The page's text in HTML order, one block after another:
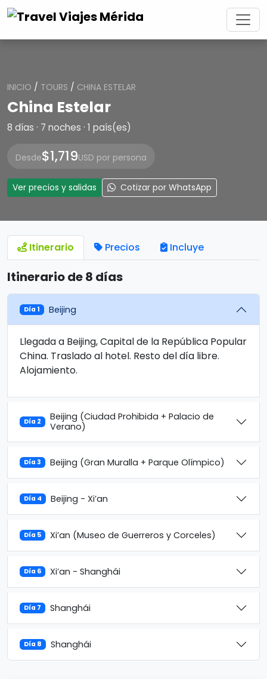
INICIO / TOURS / CHINA ESTELAR
China Estelar
8 días · 7 noches · 1 país(es)
Desde$1,719USD por persona
Ver precios y salidas Cotizar por WhatsApp
Itinerario Precios Incluye
Itinerario de 8 días
Día 1 Beijing
Llegada a Beijing, Capital de la República Popular
China. Traslado al hotel. Resto del día libre.
Alojamiento.
Día 2
Beijing (Ciudad Prohibida + Palacio de
Verano)
Día 3 Beijing (Gran Muralla + Parque Olímpico)
Día 4 Beijing - Xi’an
Día 5 Xi’an (Museo de Guerreros y Corceles)
Día 6 Xi’an - Shanghái
Día 7 Shanghái
Día 8 Shanghái